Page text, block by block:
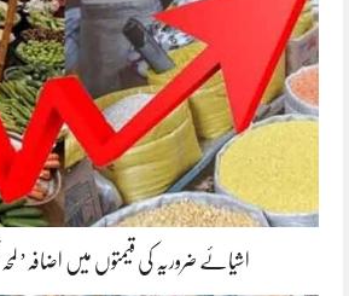
اشیائے ضروریہ کی قیمتوں میں اضافہ’